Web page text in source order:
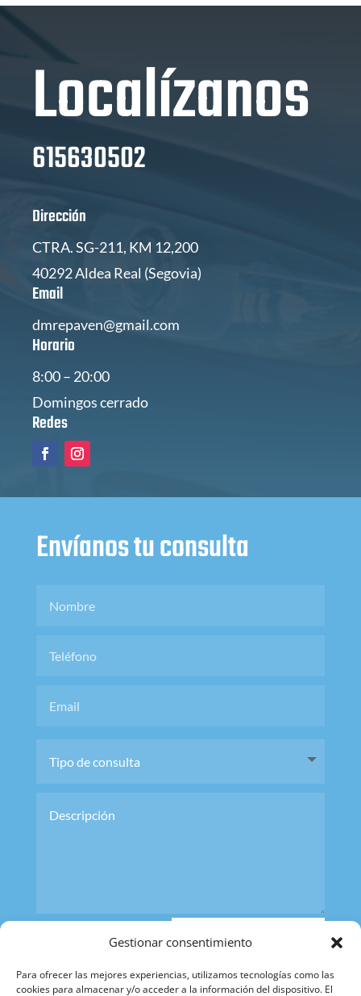
Gestionar consentimiento
Para ofrecer las mejores experiencias, utilizamos tecnologías como las
cookies para almacenar y/o acceder a la información del dispositivo. El
Localízanos
615630502
Dirección
CTRA. SG-211, KM 12,200
40292 Aldea Real (Segovia)
Email
dmrepaven@gmail.com
Horario
8:00 – 20:00
Domingos cerrado
Redes
Envíanos tu consulta
ENVIAR
CONSULTA